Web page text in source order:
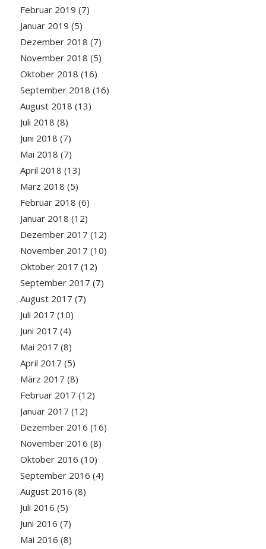
Februar 2019 (7)
Januar 2019 (5)
Dezember 2018 (7)
November 2018 (5)
Oktober 2018 (16)
September 2018 (16)
August 2018 (13)
Juli 2018 (8)
Juni 2018 (7)
Mai 2018 (7)
April 2018 (13)
März 2018 (5)
Februar 2018 (6)
Januar 2018 (12)
Dezember 2017 (12)
November 2017 (10)
Oktober 2017 (12)
September 2017 (7)
August 2017 (7)
Juli 2017 (10)
Juni 2017 (4)
Mai 2017 (8)
April 2017 (5)
März 2017 (8)
Februar 2017 (12)
Januar 2017 (12)
Dezember 2016 (16)
November 2016 (8)
Oktober 2016 (10)
September 2016 (4)
August 2016 (8)
Juli 2016 (5)
Juni 2016 (7)
Mai 2016 (8)